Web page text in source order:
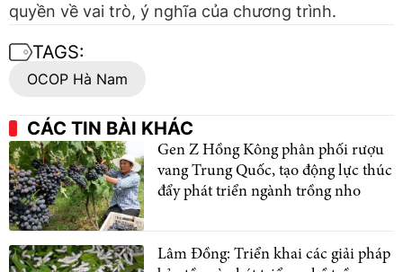
quyền về vai trò, ý nghĩa của chương trình.
TAGS:
OCOP Hà Nam
CÁC TIN BÀI KHÁC
Gen Z Hồng Kông phân phối rượu
vang Trung Quốc, tạo động lực thúc
đẩy phát triển ngành trồng nho
Lâm Đồng: Triển khai các giải pháp